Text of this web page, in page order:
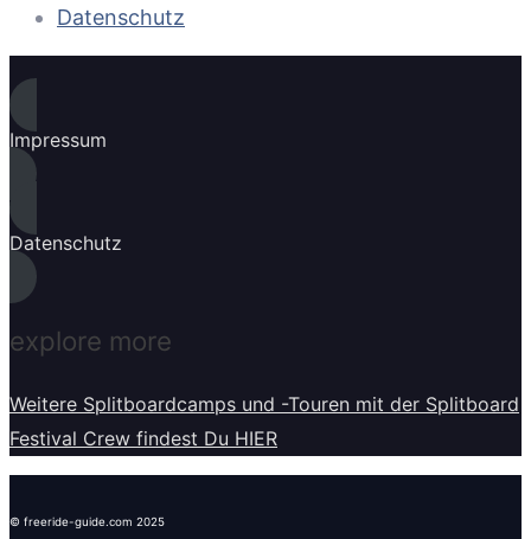
Datenschutz
Impressum
Datenschutz
explore more
Weitere Splitboardcamps und -Touren mit der Splitboard
Festival Crew findest Du HIER
© freeride-guide.com 2025